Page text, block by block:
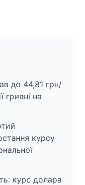
до 44,81 грн/
гривні на
курсу
курс долара